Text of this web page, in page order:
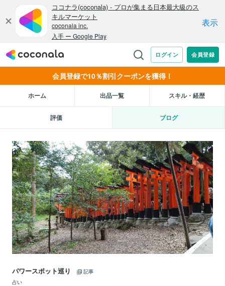
会員登録で10％割引クーポンを獲得！
ホーム 出品一覧 スキル・経歴
評価 ブログ
パワースポット巡り
記事
占い